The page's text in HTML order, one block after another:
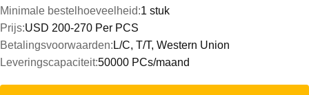
Minimale bestelhoeveelheid:1 stuk
Prijs:USD 200-270 Per PCS
Betalingsvoorwaarden: L/C, T/T, Western Union
Leveringscapaciteit:50000 PCs/maand